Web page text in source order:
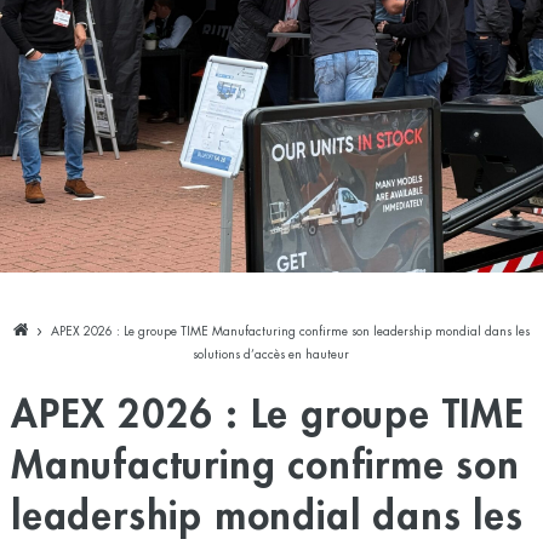
APEX 2026 : Le groupe TIME Manufacturing confirme son leadership mondial dans les
solutions d’accès en hauteur
APEX 2026 : Le groupe TIME
Manufacturing confirme son
leadership mondial dans les